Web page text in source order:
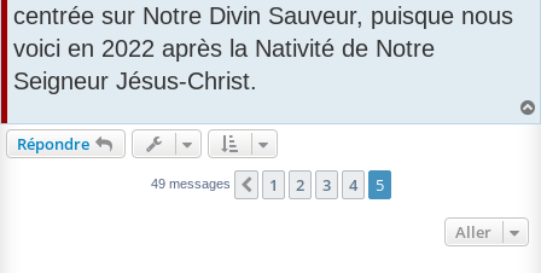
centrée sur Notre Divin Sauveur, puisque nous
voici en 2022 après la Nativité de Notre
Seigneur Jésus-Christ.
Répondre
49 messages Précédent
1 2 3 4 5
Aller